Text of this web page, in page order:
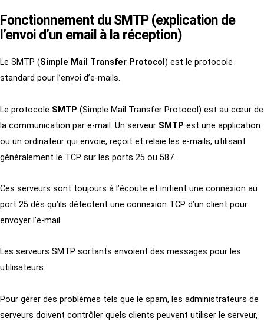
Fonctionnement du SMTP (explication de
l’envoi d’un email à la réception)
Le SMTP (Simple Mail Transfer Protocol ) est le protocole
standard pour l’envoi d’e-mails.
Le protocole SMTP (Simple Mail Transfer Protocol) est au cœur de
la communication par e-mail. Un serveur SMTP est une application
ou un ordinateur qui envoie, reçoit et relaie les e-mails, utilisant
généralement le TCP sur les ports 25 ou 587.
Ces serveurs sont toujours à l’écoute et initient une connexion au
port 25 dès qu’ils détectent une connexion TCP d’un client pour
envoyer l’e-mail.
Les serveurs SMTP sortants envoient des messages pour les
utilisateurs.
Pour gérer des problèmes tels que le spam, les administrateurs de
serveurs doivent contrôler quels clients peuvent utiliser le serveur,